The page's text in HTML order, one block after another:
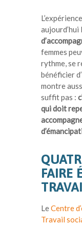
aujourd’hui
femmes
rythme, se
bénéficier
montre
suffit pas :
qui doit
FAIRE
LeCentre
Travail